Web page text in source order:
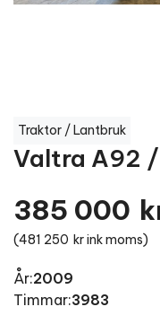
Traktor / Lantbruk
Valtra A92
385 000
(481 250 kr ink moms)
År:2009
Timmar:3983